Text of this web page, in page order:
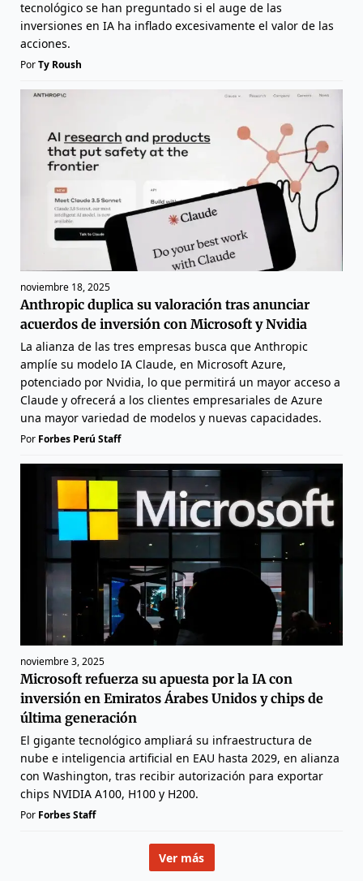
tecnológico se han preguntado si el auge de las
inversiones en IA ha inflado excesivamente el valor de las
acciones.
PorTy Roush
noviembre 18, 2025
Anthropic duplica su valoración tras anunciar
acuerdos de inversión con Microsoft y Nvidia
La alianza de las tres empresas busca que Anthropic
amplíe su modelo IA Claude, en Microsoft Azure,
potenciado por Nvidia, lo que permitirá un mayor acceso a
Claude y ofrecerá a los clientes empresariales de Azure
una mayor variedad de modelos y nuevas capacidades.
Por Forbes Perú Staff
noviembre 3, 2025
Microsoft refuerza su apuesta por la IA con
inversión en Emiratos Árabes Unidos y chips de
última generación
El gigante tecnológico ampliará su infraestructura de
nube e inteligencia artificial en EAU hasta 2029, en alianza
con Washington, tras recibir autorización para exportar
chips NVIDIA A100, H100 y H200.
Por Forbes Staff
Ver más